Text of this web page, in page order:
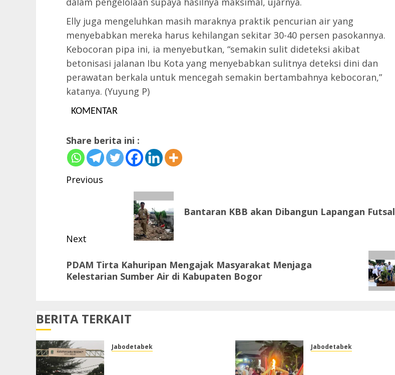
Elly juga mengeluhkan masih maraknya praktik pencurian air yang
menyebabkan mereka harus kehilangan sekitar 30-40 persen pasokannya.
Kebocoran pipa ini, ia menyebutkan, “semakin sulit dideteksi akibat
betonisasi jalanan Ibu Kota yang menyebabkan sulitnya deteksi dini dan
perawatan berkala untuk mencegah semakin bertambahnya kebocoran,”
katanya. (Yuyung P)
KOMENTAR
Share berita ini :
Post
navigation
Previous
Bantaran KBB akan Dibangun Lapangan Futsal
Next
post:
PDAM Tirta Kahuripan Mengajak Masyarakat Menjaga
Kelestarian Sumber Air di Kabupaten Bogor
BERITA TERKAIT
Jabodetabek Jabodetabek